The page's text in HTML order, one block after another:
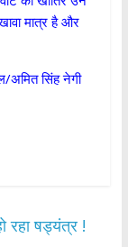
मात्र है और
अमित सिंह नेगी
रहा षड्यंत्र !